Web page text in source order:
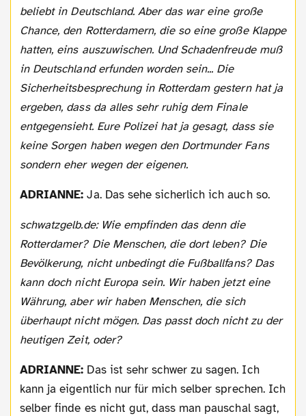
beliebt in Deutschland. Aber das war eine große
Chance, den Rotterdamern, die so eine große Klappe
hatten, eins auszuwischen. Und Schadenfreude muß
in Deutschland erfunden worden sein... Die
Sicherheitsbesprechung in Rotterdam gestern hat ja
ergeben, dass da alles sehr ruhig dem Finale
entgegensieht. Eure Polizei hat ja gesagt, dass sie
keine Sorgen haben wegen den Dortmunder Fans
sondern eher wegen der eigenen.
ADRIANNE: Ja. Das sehe sicherlich ich auch so.
schwatzgelb.de: Wie empfinden das denn die
Rotterdamer? Die Menschen, die dort leben? Die
Bevölkerung, nicht unbedingt die Fußballfans? Das
kann doch nicht Europa sein. Wir haben jetzt eine
Währung, aber wir haben Menschen, die sich
überhaupt nicht mögen. Das passt doch nicht zu der
heutigen Zeit, oder?
ADRIANNE: Das ist sehr schwer zu sagen. Ich
kann ja eigentlich nur für mich selber sprechen. Ich
selber finde es nicht gut, dass man pauschal sagt,